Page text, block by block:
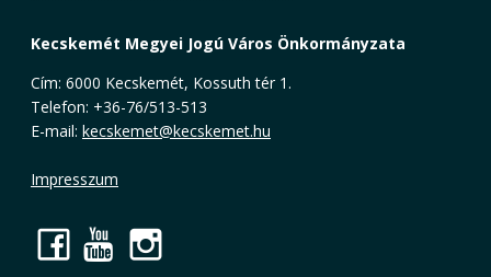
Kecskemét Megyei Jogú Város Önkormányzata
Cím: 6000 Kecskemét, Kossuth tér 1.
Telefon: +36-76/513-513
E-mail: kecskemet@kecskemet.hu
Impresszum
Facebook
YouTube